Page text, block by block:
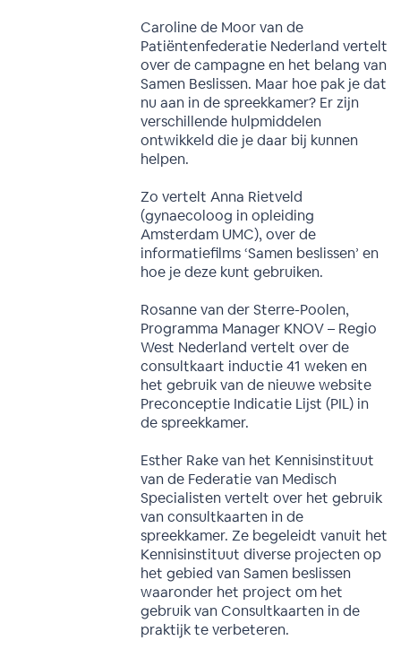
Caroline de Moor van de
Patiëntenfederatie Nederland vertelt
over de campagne en het belang van
Samen Beslissen. Maar hoe pak je dat
nu aan in de spreekkamer? Er zijn
verschillende hulpmiddelen
ontwikkeld die je daar bij kunnen
helpen.
Zo vertelt Anna Rietveld
(gynaecoloog in opleiding
Amsterdam UMC), over de
informatiefilms ‘Samen beslissen’ en
hoe je deze kunt gebruiken.
Rosanne van der Sterre-Poolen,
Programma Manager KNOV – Regio
West Nederland vertelt over de
consultkaart inductie 41 weken en
het gebruik van de nieuwe website
Preconceptie Indicatie Lijst (PIL) in
de spreekkamer.
Esther Rake van het Kennisinstituut
van de Federatie van Medisch
Specialisten vertelt over het gebruik
van consultkaarten in de
spreekkamer. Ze begeleidt vanuit het
Kennisinstituut diverse projecten op
het gebied van Samen beslissen
waaronder het project om het
gebruik van Consultkaarten in de
praktijk te verbeteren.